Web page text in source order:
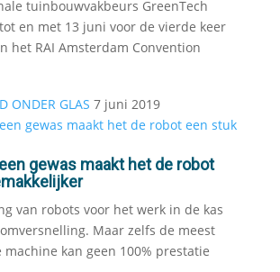
tuinbouwvakbeurs GreenTech
en met 13 juni voor de vierde keer
het RAI Amsterdam Convention
ONDER GLAS 7 juni 2019
gewas maakt het de robot
van robots voor het werk in de kas
Maar zelfs de meest
machine kan geen 100% prestatie